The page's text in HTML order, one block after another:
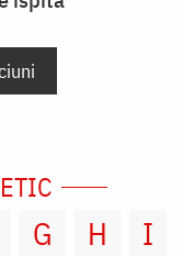
G H
I